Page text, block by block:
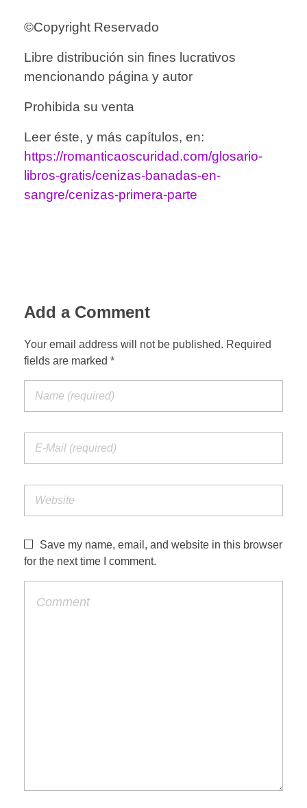
©Copyright Reservado
Libre distribución sin fines lucrativos
mencionando página y autor
Prohibida su venta
Leer éste, y más capítulos, en:
https://romanticaoscuridad.com/glosario-
libros-gratis/cenizas-banadas-en-
sangre/cenizas-primera-parte
Add a Comment
Your email address will not be published. Required
fields are marked *
Save my name, email, and website in this browser
for the next time I comment.